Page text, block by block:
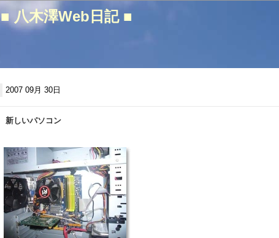
■ 八木澤Web日記 ■
2007 09月 30日
新しいパソコン